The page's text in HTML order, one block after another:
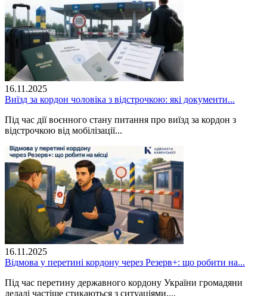
16.11.2025
Виїзд за кордон чоловіка з відстрочкою: які документи...
Під час дії воєнного стану питання про виїзд за кордон з
відстрочкою від мобілізації...
16.11.2025
Відмова у перетині кордону через Резерв+: що робити на...
Під час перетину державного кордону України громадяни
дедалі частіше стикаються з ситуаціями,...